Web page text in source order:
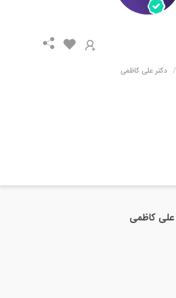
دکتر علی کاظمی
علی کاظمی